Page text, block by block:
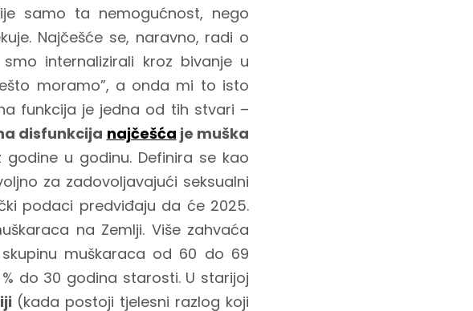
samo ta nemogućnost, nego
Najčešće se, naravno, radi o
internalizirali kroz bivanje u
moramo”, a onda mi to isto
funkcija je jedna od tih stvari –
disfunkcija najčešća je muška
u godinu. Definira se kao
za zadovoljavajući seksualni
podaci predviđaju da će 2025.
na Zemlji. Više zahvaća
muškaraca od 60 do 69
do 30 godina starosti. U starijoj
(kada postoji tjelesni razlog koji